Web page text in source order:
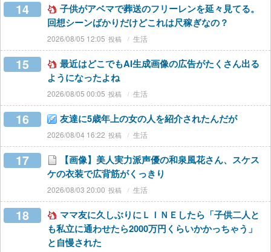
14
子供がアベマで葬送のフリーレンを延々見てる。
回想シーンばかりだけどこれは尺稼ぎなの？
2026/08/05 12:05 生活
15
最近はどこでもAI生成画像の広告がたくさん出る
ようになったよね
2026/08/05 00:05 生活
16 友達に5歳年上の女の人を紹介されたんだが
2026/08/04 16:22 生活
17
【画像】美人実力派声優の和泉風花さん、スケス
ケの衣装で広背筋がくっきり
2026/08/03 20:00 生活
18
ママ友に久しぶりにＬＩＮＥしたら「子供二人と
も私立に通わせたら2000万円くらいかかっちゃう」
と自慢された